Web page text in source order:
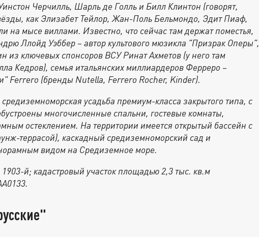
Черчилль, Шарль де Голль и Билл Клинтон (говорят,
как Элизабет Тейлор, Жан-Поль Бельмондо, Эдит Пиаф,
на мысе виллами. Известно, что сейчас там держат поместья,
Ллойд Уэббер – автор культового мюзикла "Призрак Оперы",
из ключевых спонсоров ВСУ Ринат Ахметов (у него там
Кедров), семья итальянских миллиардеров Ферреро –
Ferrero (бренды Nutella, Ferrero Rocher, Kinder).
усадьба премиум-класса закрытого типа, с
многочисленные спальни, гостевые комнаты,
остеклением. На территории имеется открытый бассейн с
террасой), каскадный средиземноморский сад и
видом на Средиземное море.
й; кадастровый участок площадью 2,3 тыс. кв.м